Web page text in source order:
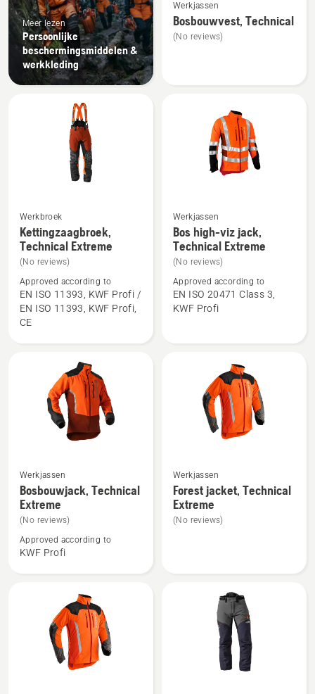
Meer lezen
Persoonlijke
beschermingsmiddelen &
werkkleding
meer
details
over
Werkjassen
Bosbouwvest, Technical
(No reviews)
Bekijk
meer
details
over
Kettingzaagbroek,
Technical
Extreme
Werkbroek
Kettingzaagbroek,
Technical Extreme
(No reviews)
Approved according to
EN ISO 11393, KWF Profi /
EN ISO 11393, KWF Profi,
CE
Bekijk
meer
details
over
Bos
high-
Werkjassen
Bos high-viz jack,
Technical Extreme
(No reviews)
Approved according to
EN ISO 20471 Class 3,
KWF Profi
Bekijk
meer
details
over
Bosbouwjack,
Technical
Werkjassen
Bosbouwjack, Technical
Extreme
(No reviews)
Approved according to
KWF Profi
Bekijk
meer
details
over
Werkjassen
Forest jacket, Technical
Extreme
(No reviews)